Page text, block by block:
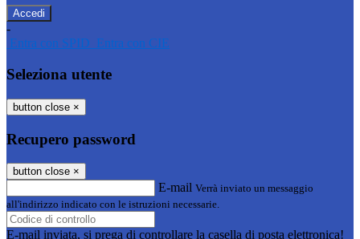
-
Entra con SPID Entra con CIE
Seleziona utente
button close ×
Recupero password
button close ×
E-mail Verrà inviato un messaggio
all'indirizzo indicato con le istruzioni necessarie.
E-mail inviata, si prega di controllare la casella di posta elettronica!